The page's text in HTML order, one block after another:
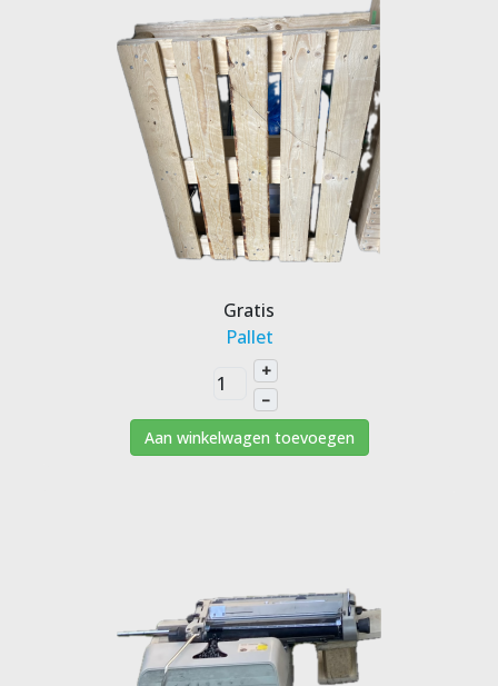
Gratis
Pallet
+
–
Aan winkelwagen toevoegen